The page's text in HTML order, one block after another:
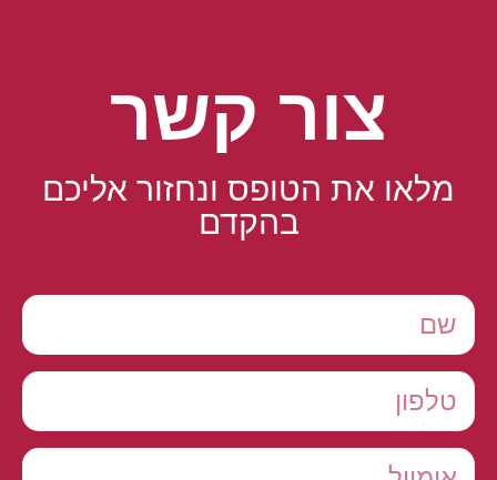
צור קשר
מלאו את הטופס ונחזור אליכם
בהקדם